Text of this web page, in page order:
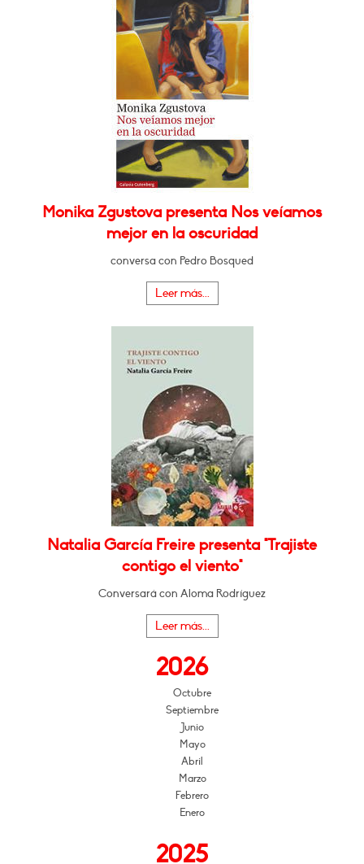
Monika Zgustova presenta Nos veíamos
mejor en la oscuridad
conversa con Pedro Bosqued
Leer más...
Natalia García Freire presenta "Trajiste
contigo el viento"
Conversará con Aloma Rodríguez
Leer más...
2026
Octubre
Septiembre
Junio
Mayo
Abril
Marzo
Febrero
Enero
2025